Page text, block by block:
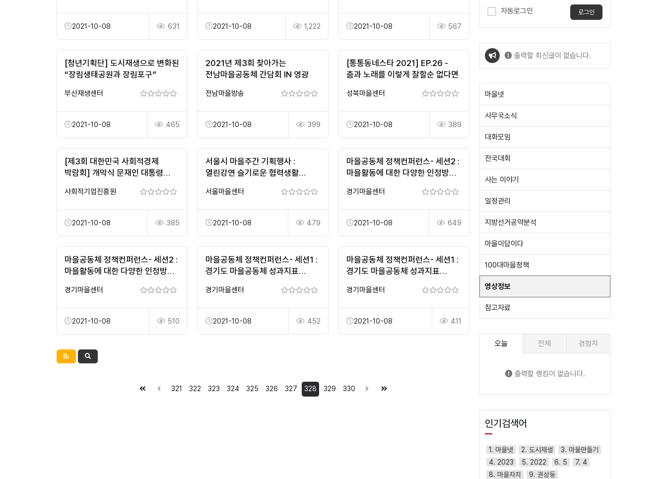
2021-10-08 631 2021-10-08 1,222 2021-10-08 567
[청년기획단] 도시재생으로 변화된
“장림생태공원과 장림포구”
부산재생센터
2021-10-08 465
2021년 제3회 찾아가는
전남마을공동체 간담회 IN 영광
전남마을방송
2021-10-08 399
[통통동네스타 2021] EP.26 -
춤과 노래를 이렇게 잘할순 없다면
성북마을센터
2021-10-08 389
[제3회 대한민국 사회적경제
박람회] 개막식 문재인 대통령
사회적기업진흥원
2021-10-08 385
서울시 마을주간 기획행사 :
열린강연 슬기로운 협력생활
서울마을센터
2021-10-08 479
마을공동체 정책컨퍼런스- 세션2 :
마을활동에 대한 다양한 인정방안
경기마을센터
2021-10-08 649
마을공동체 정책컨퍼런스- 세션2 :
마을활동에 대한 다양한 인정방안
경기마을센터
2021-10-08 510
마을공동체 정책컨퍼런스- 세션1 :
경기도 마을공동체 성과지표
경기마을센터
2021-10-08 452
마을공동체 정책컨퍼런스- 세션1 :
경기도 마을공동체 성과지표
경기마을센터
2021-10-08 411
321 322 323 324 325 326 327 328 329 330
자동로그인 로그인
출력할 최신글이 없습니다.
마을넷
사무국소식
대화모임
전국대회
사는 이야기
일정관리
지방선거공약분석
마을이답이다
100대마을정책
영상정보
참고자료
오늘 전체 경험치
출력할 랭킹이 없습니다.
인기검색어
1. 마을넷 2. 도시재생
3. 마을만들기
4. 2023
5. 2022 6. 5
7. 4
8. 마을자치
9. 권상동